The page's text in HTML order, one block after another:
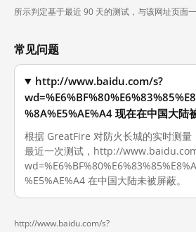
所示判定基于最近 90 天的测试，与该网址页面一
常见问题
http://www.baidu.com/s?
%8A%E5%AE%A4 现在在中国大陆
根据 GreatFire 对防火长城的实时测
最近一次测试，http://
%E5%AE%A4 在中国大陆未被屏蔽。
http://www.baidu.com/s?